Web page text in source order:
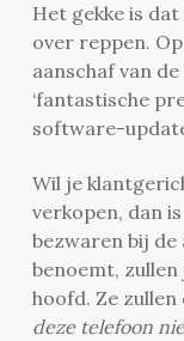
Het gekke is
over reppen.
aanschaf van
‘fantastische
software-
Wil je
verkopen, dan
bezwaren bij
benoemt,
hoofd. Ze zullen
deze telefoon